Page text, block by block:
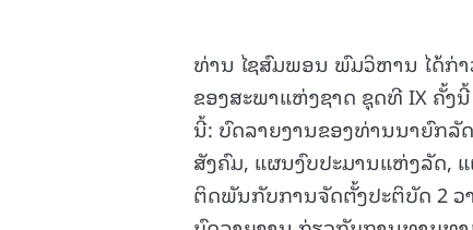
ທ່ານ ໄຊສົມພອນ ພົມວິຫານ ໄດ້ກ່
ຂອງສະພາແຫ່ງຊາດ ຊຸດທີ IX ຄັ້ງ
ນີ້: ບົດລາຍງານຂອງທ່ານນາຍົກ
ສັງຄົມ, ແຜນງົບປະມານແຫ່ງລັດ,
ຕິດພັນກັບການຈັດຕັ້ງປະຕິບັດ 2 ວ